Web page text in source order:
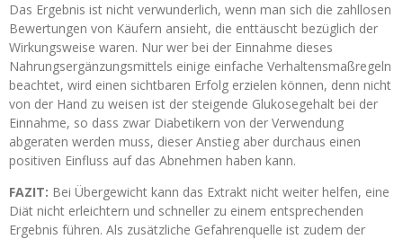
Das Ergebnis ist nicht verwunderlich, wenn man sich die zahllosen
Bewertungen von Käufern ansieht, die enttäuscht bezüglich der
Wirkungsweise waren. Nur wer bei der Einnahme dieses
Nahrungsergänzungsmittels einige einfache Verhaltensmaßregeln
beachtet, wird einen sichtbaren Erfolg erzielen können, denn nicht
von der Hand zu weisen ist der steigende Glukosegehalt bei der
Einnahme, so dass zwar Diabetikern von der Verwendung
abgeraten werden muss, dieser Anstieg aber durchaus einen
positiven Einfluss auf das Abnehmen haben kann.
FAZIT: Bei Übergewicht kann das Extrakt nicht weiter helfen, eine
Diät nicht erleichtern und schneller zu einem entsprechenden
Ergebnis führen. Als zusätzliche Gefahrenquelle ist zudem der